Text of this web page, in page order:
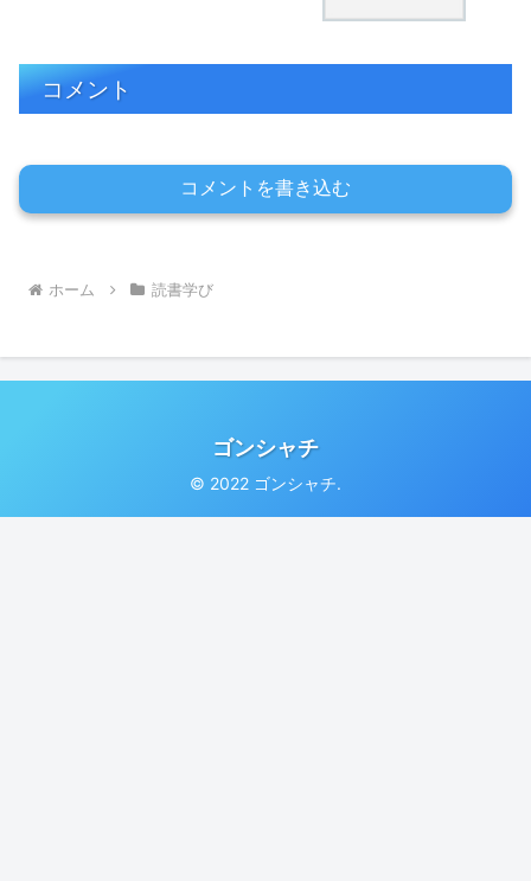
コメント
コメントを書き込む
ホーム 読書学び
ゴンシャチ
© 2022 ゴンシャチ.